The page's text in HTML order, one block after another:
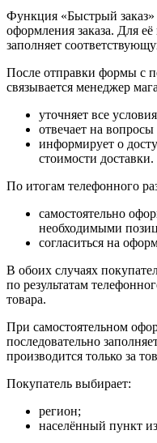
Функция «Быстрый заказ»
оформления заказа. Для
заполняет
После отправки формы с
связывается менеджер
уточняет все условия
отвечает на вопросы
информирует о
стоимости доставки.
По итогам телефонного
самостоятельно
необходимыми
согласиться на
В обоих случаях
по результатам
товара.
При самостоятельном
последовательно
производится только за
Покупатель выбирает:
регион;
населённый пункт